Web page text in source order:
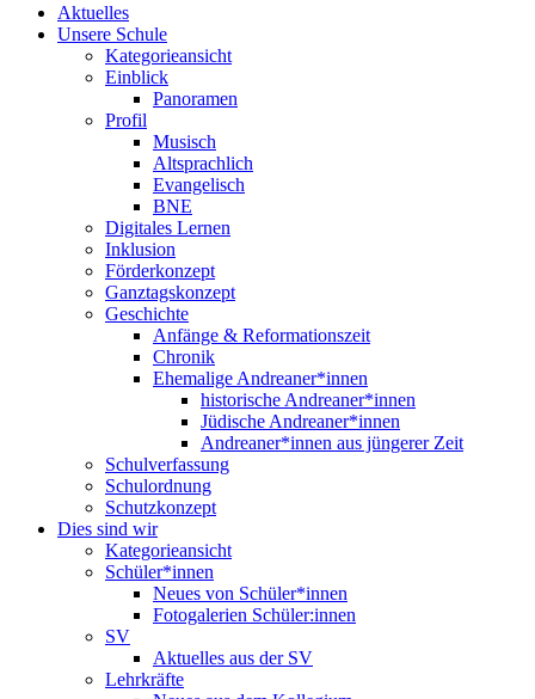
Aktuelles
Unsere Schule
Kategorieansicht
Einblick
Panoramen
Profil
Musisch
Altsprachlich
Evangelisch
BNE
Digitales Lernen
Inklusion
Förderkonzept
Ganztagskonzept
Geschichte
Anfänge & Reformationszeit
Chronik
Ehemalige Andreaner*innen
historische Andreaner*innen
Jüdische Andreaner*innen
Andreaner*innen aus jüngerer Zeit
Schulverfassung
Schulordnung
Schutzkonzept
Dies sind wir
Kategorieansicht
Schüler*innen
Neues von Schüler*innen
Fotogalerien Schüler:innen
SV
Aktuelles aus der SV
Lehrkräfte